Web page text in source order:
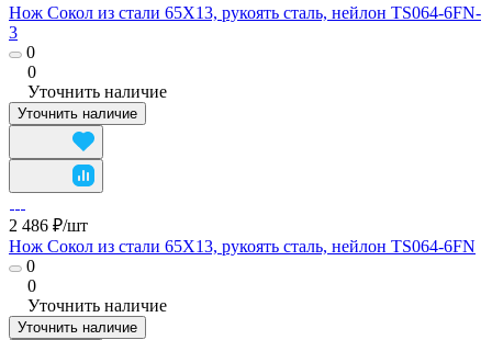
Нож Сокол из стали 65Х13, рукоять сталь, нейлон TS064-6FN-
3
0
0
Уточнить наличие
Уточнить наличие
2 486 ₽/шт
Нож Сокол из стали 65Х13, рукоять сталь, нейлон TS064-6FN
0
0
Уточнить наличие
Уточнить наличие